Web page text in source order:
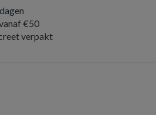
€50
verpakt